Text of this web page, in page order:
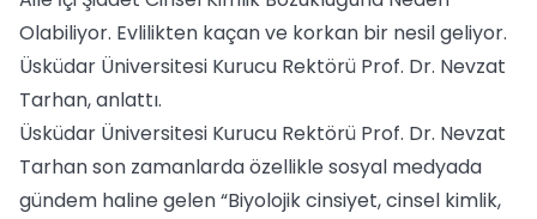
Olabiliyor. Evlilikten kaçan ve korkan bir nesil geliyor.
Üsküdar Üniversitesi Kurucu Rektörü Prof. Dr. Nevzat
Tarhan, anlattı.
Üsküdar Üniversitesi Kurucu Rektörü Prof. Dr. Nevzat
Tarhan son zamanlarda özellikle sosyal medyada
gündem haline gelen “Biyolojik cinsiyet, cinsel kimlik,